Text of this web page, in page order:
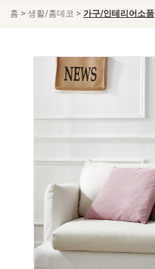
홈 > 생활/홈데코 > 가구/인테리어소품